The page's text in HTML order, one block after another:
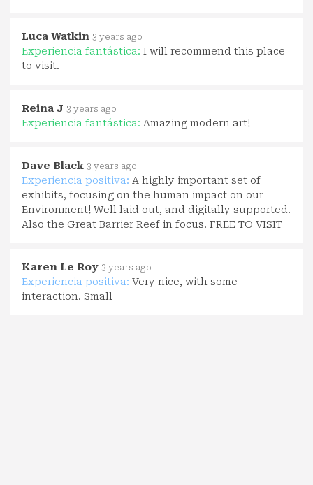
Luca Watkin 3 years ago
Experiencia fantástica: I will recommend this place
to visit.
Reina J 3 years ago
Experiencia fantástica: Amazing modern art!
Dave Black 3 years ago
Experiencia positiva: A highly important set of
exhibits, focusing on the human impact on our
Environment! Well laid out, and digitally supported.
Also the Great Barrier Reef in focus. FREE TO VISIT
Karen Le Roy 3 years ago
Experiencia positiva: Very nice, with some
interaction. Small